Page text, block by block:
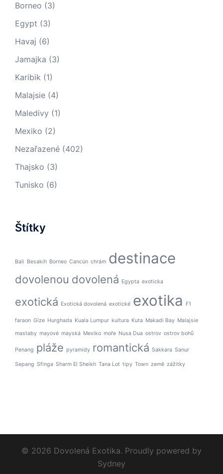
Borneo (3)
Egypt (3)
Havaj (6)
Jamajka (3)
Karibik (1)
Malajsie (4)
Maledivy (1)
Mexiko (2)
Nezařazené (402)
Thajsko (3)
Tunisko (6)
Štítky
Bali Besakih Borneo Cancún chrám destinace
dovolenou dovolená Egypta exoticka
exotická Exotická dovolená exotické exotika F1
faraon Gíze Hurghada Kuala Lumpur kultura Kuta Makadi Bay Malajsie
mastaby mayové mayská Mexiko moře Nusa Dua ostrov ostrov bohů
Penang pláže pyramidy romantická Sakkara Sanur
Sepang Sfinga Sharm El Sheikh Tana Lot tipy Town země zážitky
© 2026 Dovolená Exotika. Proudly powered by
Sydney